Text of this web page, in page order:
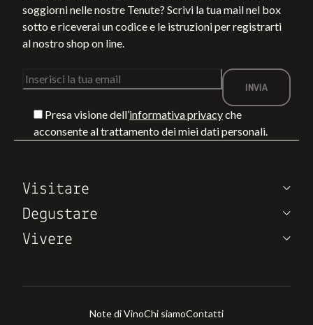
soggiorni nelle nostre Tenute? Scrivi la tua mail nel box
sotto e riceverai un codice e le istruzioni per registrarti
al nostro shop on line.
Presa visione dell’informativa privacyche
acconsente al trattamento dei miei dati personali.
Visitare
Degustare
Vivere
Note di VinoChi siamoContatti